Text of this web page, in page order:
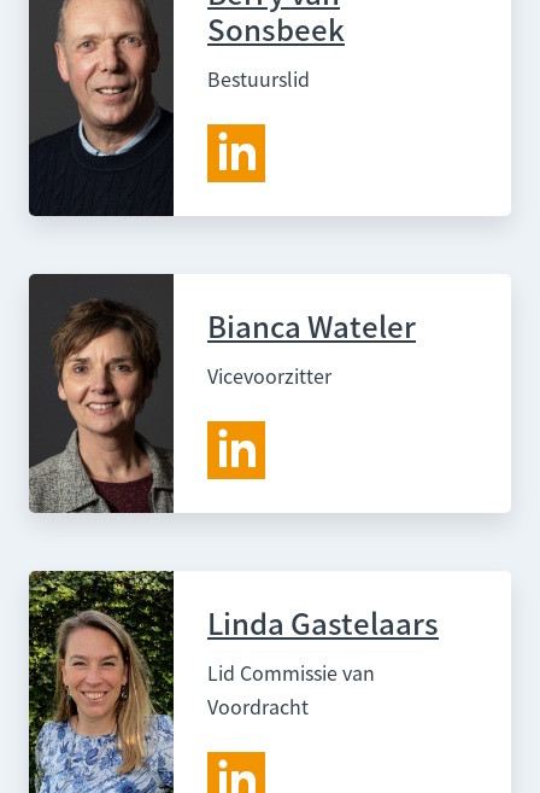
Sonsbeek
Bestuurslid
Bianca Wateler
Vicevoorzitter
Linda Gastelaars
Lid Commissie van
Voordracht